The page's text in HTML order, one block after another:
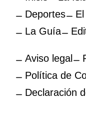
Deportes
La Guía
Aviso legal
Política de
Declaración